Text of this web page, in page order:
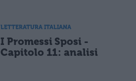
LETTERATURA ITALIANA
I Promessi Sposi -
Capitolo 11: analisi